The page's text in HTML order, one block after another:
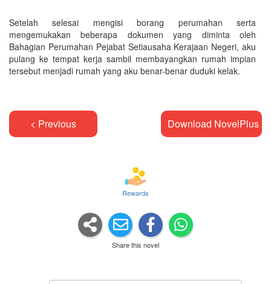
Setelah selesai mengisi borang perumahan serta
mengemukakan beberapa dokumen yang diminta oleh
Bahagian Perumahan Pejabat Setiausaha Kerajaan Negeri, aku
pulang ke tempat kerja sambil membayangkan rumah impian
tersebut menjadi rumah yang aku benar-benar duduki kelak.
< Previous Download NovelPlus
Rewards
Share this novel